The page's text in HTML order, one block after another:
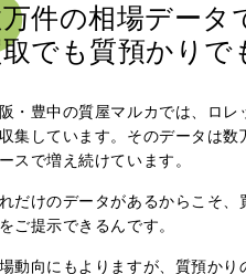
件の相場データ
でも質預かりで
・豊中の質屋マルカでは、ロ
集しています。そのデータは
スで増え続けています。
だけのデータがあるからこそ
ご提示できるんです。
動向にもよりますが、質預か